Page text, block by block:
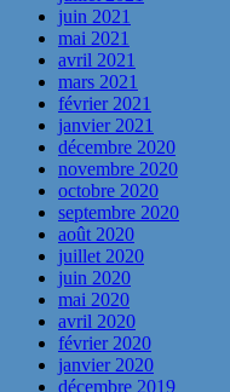
juin 2021
mai 2021
avril 2021
mars 2021
février 2021
janvier 2021
décembre 2020
novembre 2020
octobre 2020
septembre 2020
août 2020
juillet 2020
juin 2020
mai 2020
avril 2020
février 2020
janvier 2020
décembre 2019